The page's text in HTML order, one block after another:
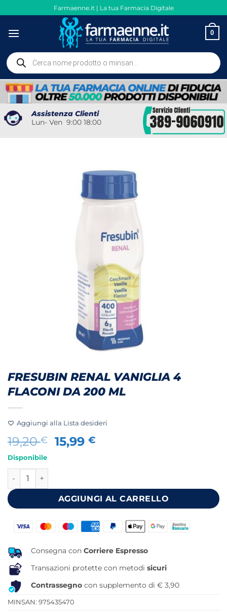
ai
contenuti
Farmaenne.it | La tua Farmacia Digitale
0
Ricerca
prodotti
Assistenza Clienti
Lun- Ven 9:00 18:00
FRESUBIN RENAL VANIGLIA 4
FLACONI DA 200 ML
Aggiungi alla Lista desideri
19,20€
Il
19,20 €.
15,99€
15,99 €.
Disponibile
FRESUBIN RENAL VANIGLIA 4 FLACONI DA 200 ML
AGGIUNGI AL CARRELLO
Consegna con Corriere Espresso
Transazioni protette con metodi sicuri
Contrassegno con supplemento di € 3,90
MINSAN: 975435470